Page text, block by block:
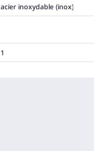
acier inoxydable (inox)
1